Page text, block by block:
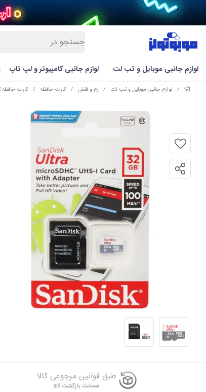
لوازم جانبی موبایل و تب لت لوازم جانبی کامپیوتر و لپ تاپ
/ لوازم جانبی موبایل و تب لت / رم و فلش / کارت حافظه / کارت حافظه 32گیگ سن دیسک UHS-I U1 با گارانتی معتبر
طبق قوانین مرجوعی کالا
ضمانت بازگشت کالا